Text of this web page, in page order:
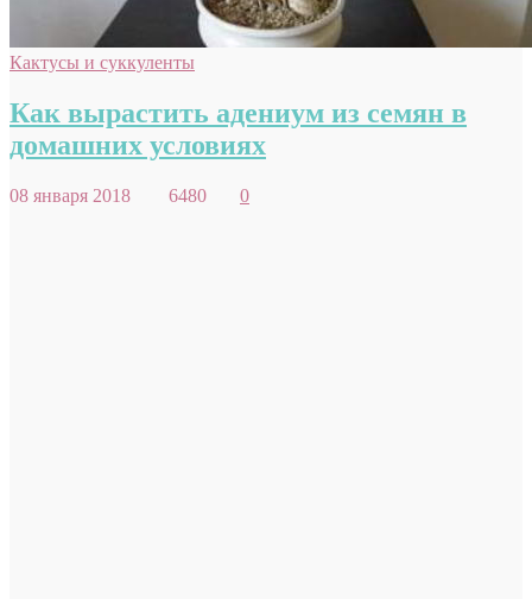
Кактусы и суккуленты
Как вырастить адениум из семян в
домашних условиях
08 января 2018 6480 0